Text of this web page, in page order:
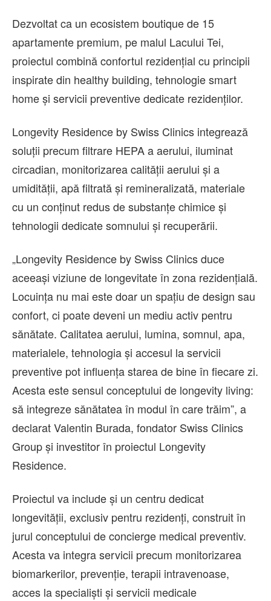
Dezvoltat ca un ecosistem boutique de 15
apartamente premium, pe malul Lacului Tei,
proiectul combină confortul rezidențial cu principii
inspirate din healthy building, tehnologie smart
home și servicii preventive dedicate rezidenților.
Longevity Residence by Swiss Clinics integrează
soluții precum filtrare HEPA a aerului, iluminat
circadian, monitorizarea calității aerului și a
umidității, apă filtrată și remineralizată, materiale
cu un conținut redus de substanțe chimice și
tehnologii dedicate somnului și recuperării.
„Longevity Residence by Swiss Clinics duce
aceeași viziune de longevitate în zona rezidențială.
Locuința nu mai este doar un spațiu de design sau
confort, ci poate deveni un mediu activ pentru
sănătate. Calitatea aerului, lumina, somnul, apa,
materialele, tehnologia și accesul la servicii
preventive pot influența starea de bine în fiecare zi.
Acesta este sensul conceptului de longevity living:
să integreze sănătatea în modul în care trăim”, a
declarat Valentin Burada, fondator Swiss Clinics
Group și investitor în proiectul Longevity
Residence.
Proiectul va include și un centru dedicat
longevității, exclusiv pentru rezidenți, construit în
jurul conceptului de concierge medical preventiv.
Acesta va integra servicii precum monitorizarea
biomarkerilor, prevenție, terapii intravenoase,
acces la specialiști și servicii medicale